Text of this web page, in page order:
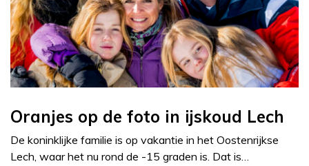
Oranjes op de foto in ijskoud Lech
De koninklijke familie is op vakantie in het Oostenrijkse
Lech, waar het nu rond de -15 graden is. Dat is…